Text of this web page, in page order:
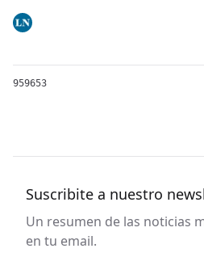
959653
Suscribite a nuestro
Un resumen de las noticias
en tu email.